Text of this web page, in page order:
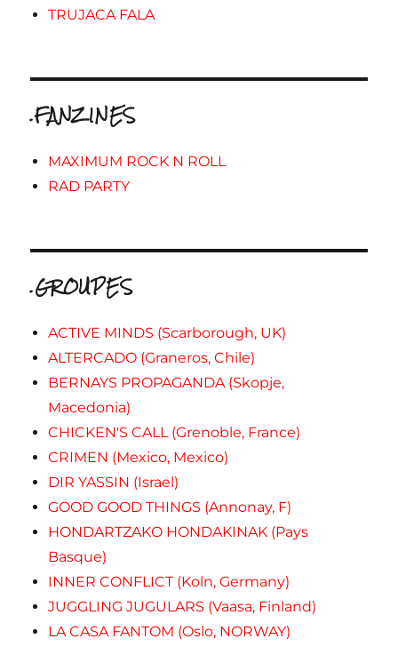
TRUJACA FALA
.FANZINES
MAXIMUM ROCK N ROLL
RAD PARTY
.GROUPES
ACTIVE MINDS (Scarborough, UK)
ALTERCADO (Graneros, Chile)
BERNAYS PROPAGANDA (Skopje,
Macedonia)
CHICKEN'S CALL (Grenoble, France)
CRIMEN (Mexico, Mexico)
DIR YASSIN (Israel)
GOOD GOOD THINGS (Annonay, F)
HONDARTZAKO HONDAKINAK (Pays
Basque)
INNER CONFLICT (Koln, Germany)
JUGGLING JUGULARS (Vaasa, Finland)
LA CASA FANTOM (Oslo, NORWAY)